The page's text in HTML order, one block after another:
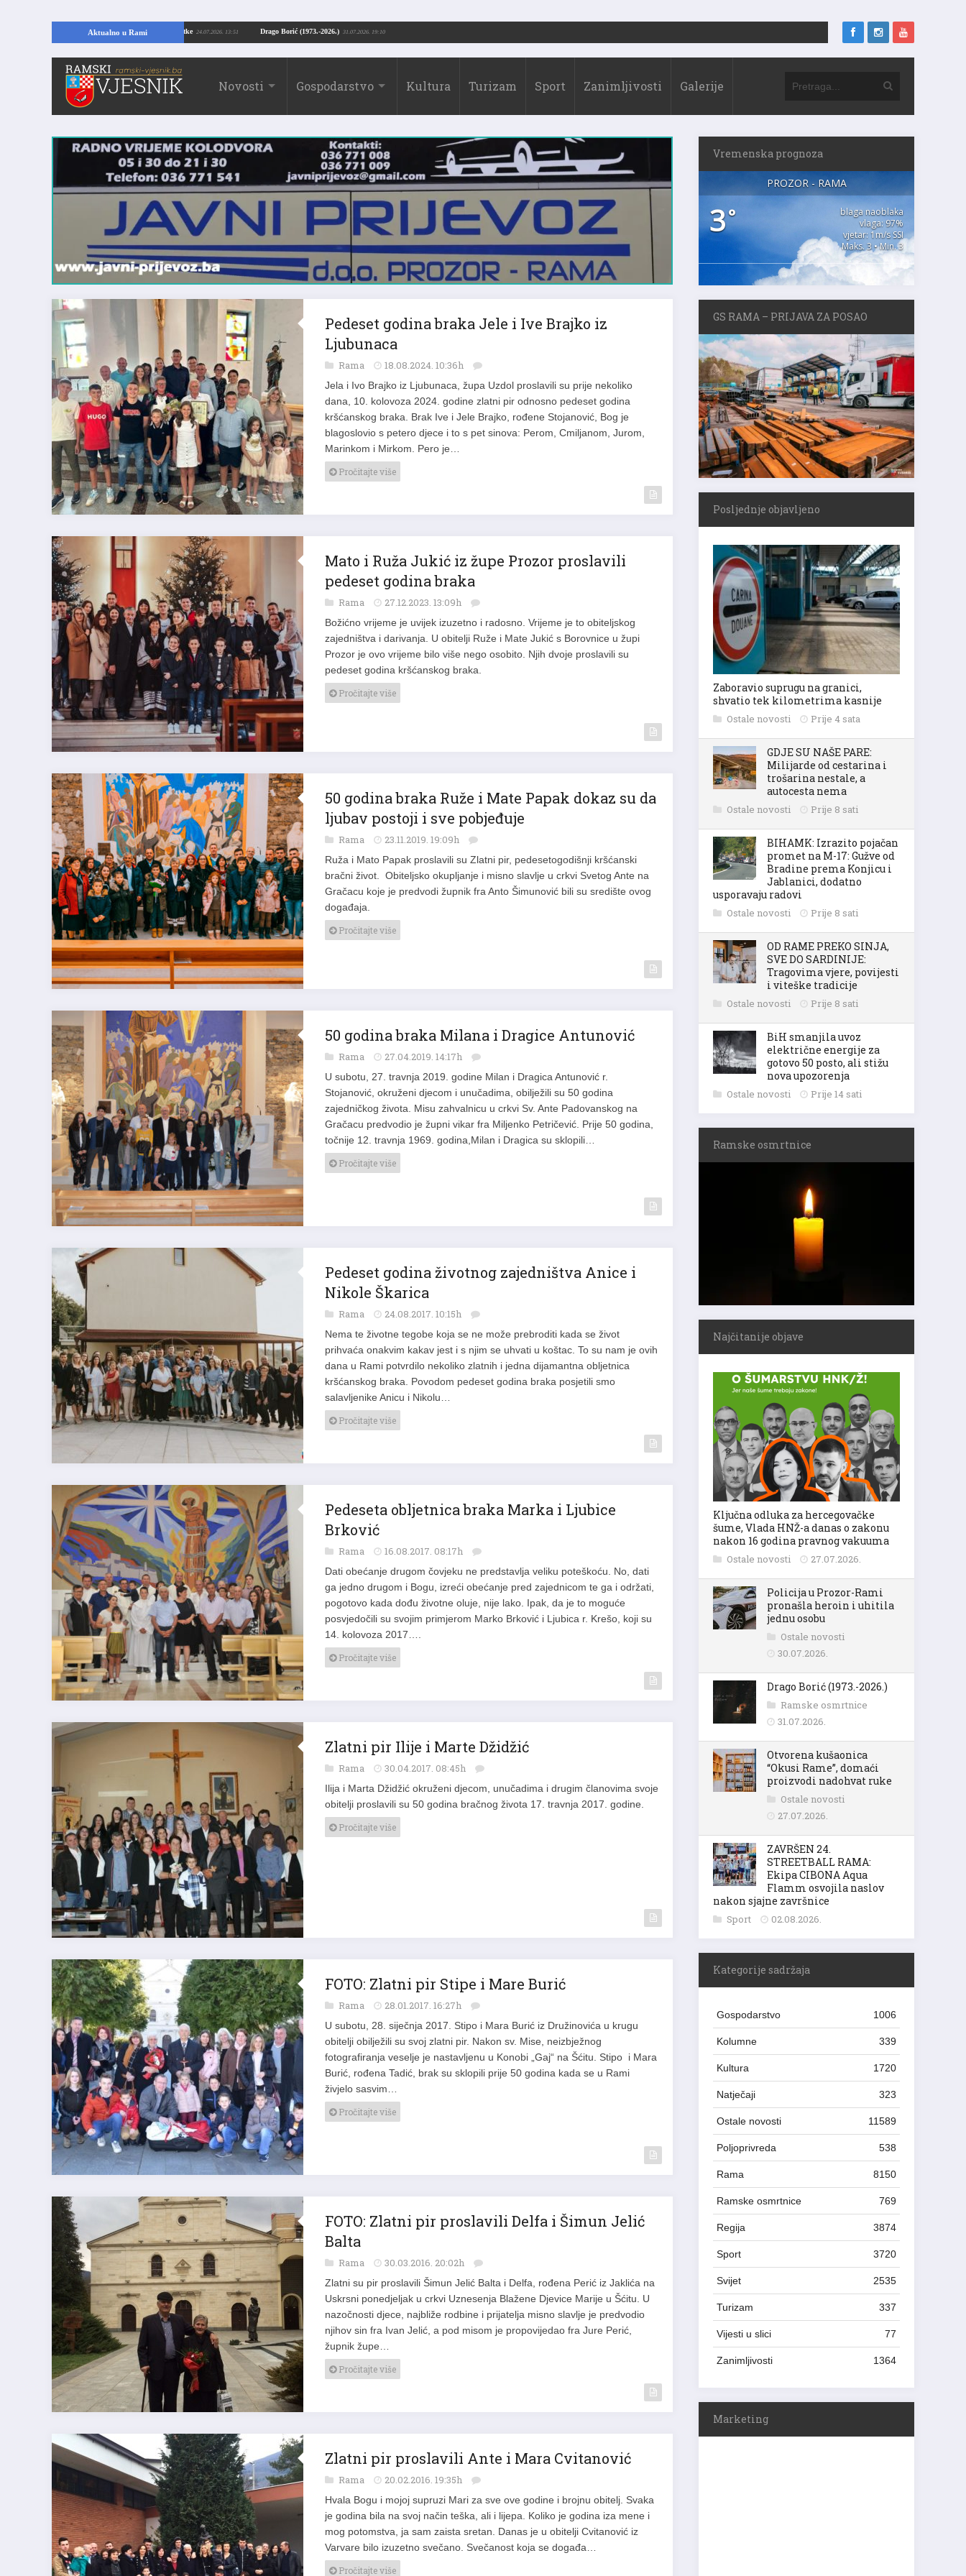
Aktualno u Rami Drago Borić (1973.-2026.)
U RAMI: Kopajući temelje kuće, pronašao vrijedne arheološke ostatke 24.07.2026. 13:51
Novosti Gospodarstvo Kultura Turizam Sport Zanimljivosti Galerije
Pedeset godina braka Jele i Ive Brajko iz
Ljubunaca
Rama 18.08.2024. 10:36h
Jela i Ivo Brajko iz Ljubunaca, župa Uzdol proslavili su prije nekoliko
dana, 10. kolovoza 2024. godine zlatni pir odnosno pedeset godina
kršćanskog braka. Brak Ive i Jele Brajko, rođene Stojanović, Bog je
blagoslovio s petero djece i to s pet sinova: Perom, Cmiljanom, Jurom,
Marinkom i Mirkom. Pero je…
Pročitajte više
Mato i Ruža Jukić iz župe Prozor proslavili
pedeset godina braka
Rama 27.12.2023. 13:09h
Božićno vrijeme je uvijek izuzetno i radosno. Vrijeme je to obiteljskog
zajedništva i darivanja. U obitelji Ruže i Mate Jukić s Borovnice u župi
Prozor je ovo vrijeme bilo više nego osobito. Njih dvoje proslavili su
pedeset godina kršćanskog braka.
Pročitajte više
50 godina braka Ruže i Mate Papak dokaz su da
ljubav postoji i sve pobjeđuje
Rama 23.11.2019. 19:09h
Ruža i Mato Papak proslavili su Zlatni pir, pedesetogodišnji kršćanski
bračni život. Obiteljsko okupljanje i misno slavlje u crkvi Svetog Ante na
Gračacu koje je predvodi župnik fra Anto Šimunović bili su središte ovog
događaja.
Pročitajte više
50 godina braka Milana i Dragice Antunović
Rama 27.04.2019. 14:17h
U subotu, 27. travnja 2019. godine Milan i Dragica Antunović r.
Stojanović, okruženi djecom i unučadima, obilježili su 50 godina
zajedničkog života. Misu zahvalnicu u crkvi Sv. Ante Padovanskog na
Gračacu predvodio je župni vikar fra Miljenko Petričević. Prije 50 godina,
točnije 12. travnja 1969. godina,Milan i Dragica su sklopili…
Pročitajte više
Pedeset godina životnog zajedništva Anice i
Nikole Škarica
Rama 24.08.2017. 10:15h
Nema te životne tegobe koja se ne može prebroditi kada se život
prihvaća onakvim kakav jest i s njim se uhvati u koštac. To su nam je ovih
dana u Rami potvrdilo nekoliko zlatnih i jedna dijamantna obljetnica
kršćanskog braka. Povodom pedeset godina braka posjetili smo
salavljenike Anicu i Nikolu…
Pročitajte više
Pedeseta obljetnica braka Marka i Ljubice
Brković
Rama 16.08.2017. 08:17h
Dati obećanje drugom čovjeku ne predstavlja veliku poteškoću. No, dati
ga jedno drugom i Bogu, izreći obećanje pred zajednicom te ga i održati,
pogotovo kada dođu životne oluje, nije lako. Ipak, da je to moguće
posvjedočili su svojim primjerom Marko Brković i Ljubica r. Krešo, koji su
14. kolovoza 2017….
Pročitajte više
Zlatni pir Ilije i Marte Džidžić
Rama 30.04.2017. 08:45h
Ilija i Marta Džidžić okruženi djecom, unučadima i drugim članovima svoje
obitelji proslavili su 50 godina bračnog života 17. travnja 2017. godine.
Pročitajte više
FOTO: Zlatni pir Stipe i Mare Burić
Rama 28.01.2017. 16:27h
U subotu, 28. siječnja 2017. Stipo i Mara Burić iz Družinovića u krugu
obitelji obilježili su svoj zlatni pir. Nakon sv. Mise, neizbježnog
fotografiranja veselje je nastavljenu u Konobi „Gaj“ na Šćitu. Stipo i Mara
Burić, rođena Tadić, brak su sklopili prije 50 godina kada se u Rami
živjelo sasvim…
Pročitajte više
FOTO: Zlatni pir proslavili Delfa i Šimun Jelić
Balta
Rama 30.03.2016. 20:02h
Zlatni su pir proslavili Šimun Jelić Balta i Delfa, rođena Perić iz Jaklića na
Uskrsni ponedjeljak u crkvi Uznesenja Blažene Djevice Marije u Šćitu. U
nazočnosti djece, najbliže rodbine i prijatelja misno slavlje je predvodio
njihov sin fra Ivan Jelić, a pod misom je propovijedao fra Jure Perić,
župnik župe…
Pročitajte više
Zlatni pir proslavili Ante i Mara Cvitanović
Rama 20.02.2016. 19:35h
Hvala Bogu i mojoj supruzi Mari za sve ove godine i brojnu obitelj. Svaka
je godina bila na svoj način teška, ali i lijepa. Koliko je godina iza mene i
mog potomstva, ja sam zaista sretan. Danas je u obitelji Cvitanović iz
Varvare bilo izuzetno svečano. Svečanost koja se događa…
Pročitajte više
Vremenska prognoza
PROZOR - RAMA
3°
blaga naoblaka
vlaga: 97%
vjetar: 1m/s SSI
Maks. 3 • Min. 3
GS RAMA – PRIJAVA ZA POSAO
Posljednje objavljeno
Zaboravio suprugu na granici,
shvatio tek kilometrima kasnije
Ostale novosti Prije 4 sata
GDJE SU NAŠE PARE:
Milijarde od cestarina i
trošarina nestale, a
autocesta nema
Ostale novosti Prije 8 sati
BIHAMK: Izrazito pojačan
promet na M-17: Gužve od
Bradine prema Konjicu i
Jablanici, dodatno
usporavaju radovi
Ostale novosti Prije 8 sati
OD RAME PREKO SINJA,
SVE DO SARDINIJE:
Tragovima vjere, povijesti
i viteške tradicije
Ostale novosti Prije 8 sati
BiH smanjila uvoz
električne energije za
gotovo 50 posto, ali stižu
nova upozorenja
Ostale novosti Prije 14 sati
Ramske osmrtnice
Najčitanije objave
Ključna odluka za hercegovačke
šume, Vlada HNŽ-a danas o zakonu
nakon 16 godina pravnog vakuuma
Ostale novosti 27.07.2026.
Policija u Prozor-Rami
pronašla heroin i uhitila
jednu osobu
Ostale novosti
30.07.2026.
Drago Borić (1973.-2026.)
Ramske osmrtnice
31.07.2026.
Otvorena kušaonica
“Okusi Rame”, domaći
proizvodi nadohvat ruke
Ostale novosti
27.07.2026.
ZAVRŠEN 24.
STREETBALL RAMA:
Ekipa CIBONA Aqua
Flamm osvojila naslov
nakon sjajne završnice
Sport 02.08.2026.
Kategorije sadržaja
Gospodarstvo 1006
Kolumne 339
Kultura 1720
Natječaji 323
Ostale novosti 11589
Poljoprivreda 538
Rama 8150
Ramske osmrtnice 769
Regija 3874
Sport 3720
Svijet 2535
Turizam 337
Vijesti u slici 77
Zanimljivosti 1364
Marketing